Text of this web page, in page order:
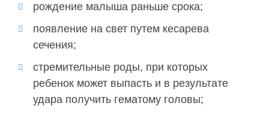
рождение малыша раньше срока;
появление на свет путем кесарева
сечения;
стремительные роды, при которых
ребенок может выпасть и в результате
удара получить гематому головы;